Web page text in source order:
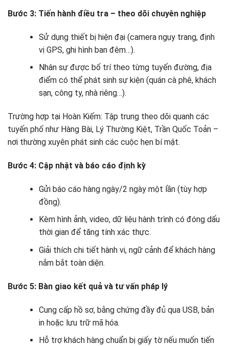
Bước 3: Tiến hành điều tra – theo dõi chuyên nghiệp
Sử dụng thiết bị hiện đại (camera ngụy trang, định
vị GPS, ghi hình ban đêm…).
Nhân sự được bố trí theo từng tuyến đường, địa
điểm có thể phát sinh sự kiện (quán cà phê, khách
sạn, công ty, nhà riêng…).
Trường hợp tại Hoàn Kiếm: Tập trung theo dõi quanh các
tuyến phố như Hàng Bài, Lý Thường Kiệt, Trần Quốc Toản –
nơi thường xuyên phát sinh các cuộc hẹn bí mật.
Bước 4: Cập nhật và báo cáo định kỳ
Gửi báo cáo hàng ngày/2 ngày một lần (tùy hợp
đồng).
Kèm hình ảnh, video, dữ liệu hành trình có đóng dấu
thời gian để tăng tính xác thực.
Giải thích chi tiết hành vi, ngữ cảnh để khách hàng
nắm bắt toàn diện.
Bước 5: Bàn giao kết quả và tư vấn pháp lý
Cung cấp hồ sơ, bằng chứng đầy đủ qua USB, bản
in hoặc lưu trữ mã hóa.
Hỗ trợ khách hàng chuẩn bị giấy tờ nếu muốn tiến